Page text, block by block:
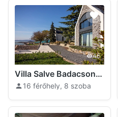
46
Villa Salve Badacsonytomaj
16 férőhely, 8 szoba